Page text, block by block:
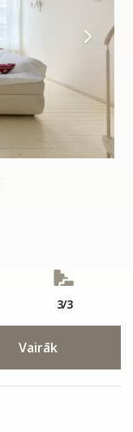
3/3
Vairāk